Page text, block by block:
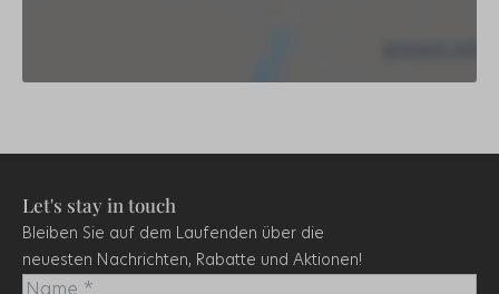
Let's stay in touch
Bleiben Sie auf dem Laufenden über die
neuesten Nachrichten, Rabatte und Aktionen!